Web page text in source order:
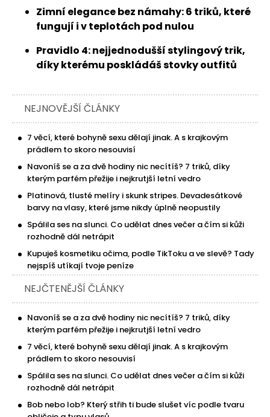
Zimní elegance bez námahy: 6 triků, které
fungují i v teplotách pod nulou
Pravidlo 4: nejjednodušší stylingový trik,
díky kterému poskládáš stovky outfitů
NEJNOVĚJŠÍ ČLÁNKY
7 věcí, které bohyně sexu dělají jinak. A s krajkovým
prádlem to skoro nesouvisí
Navoníš se a za dvě hodiny nic necítíš? 7 triků, díky
kterým parfém přežije i nejkrutjší letní vedro
Platinová, tlusté melíry i skunk stripes. Devadesátkové
barvy na vlasy, které jsme nikdy úplně neopustily
Spálila ses na slunci. Co udělat dnes večer a čím si kůži
rozhodně dál netrápit
Kupuješ kosmetiku očima, podle TikToku a ve slevě? Tady
nejspíš utíkají tvoje peníze
NEJČTENĚJŠÍ ČLÁNKY
Navoníš se a za dvě hodiny nic necítíš? 7 triků, díky
kterým parfém přežije i nejkrutjší letní vedro
7 věcí, které bohyně sexu dělají jinak. A s krajkovým
prádlem to skoro nesouvisí
Spálila ses na slunci. Co udělat dnes večer a čím si kůži
rozhodně dál netrápit
Bob nebo lob? Který střih ti bude slušet víc podle tvaru